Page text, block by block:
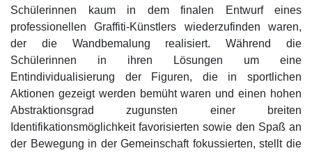
Schülerinnen kaum in dem finalen Entwurf eines
professionellen Graffiti-Künstlers wiederzufinden waren,
der die Wandbemalung realisiert. Während die
Schülerinnen in ihren Lösungen um eine
Entindividualisierung der Figuren, die in sportlichen
Aktionen gezeigt werden bemüht waren und einen hohen
Abstraktionsgrad zugunsten einer breiten
Identifikationsmöglichkeit favorisierten sowie den Spaß an
der Bewegung in der Gemeinschaft fokussierten, stellt die